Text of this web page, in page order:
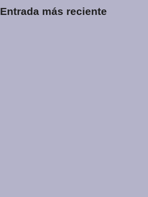
Entrada más reciente